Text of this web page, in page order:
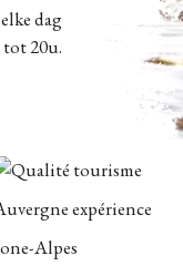
dag
tot 20u.